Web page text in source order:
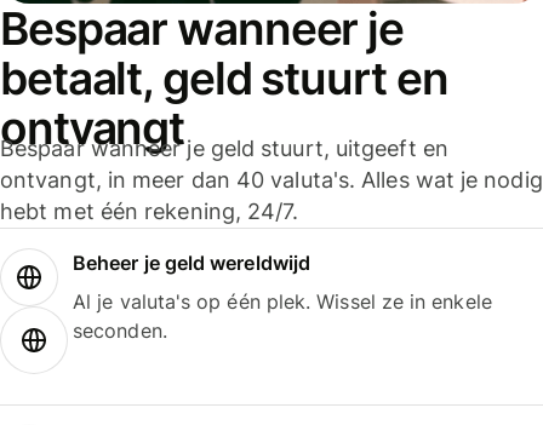
Bespaar wanneer je
betaalt, geld stuurt en
ontvangt
Bespaar wanneer je geld stuurt, uitgeeft en
ontvangt, in meer dan 40 valuta's. Alles wat je nodig
hebt met één rekening, 24/7.
Beheer je geld wereldwijd
Al je valuta's op één plek. Wissel ze in enkele
seconden.